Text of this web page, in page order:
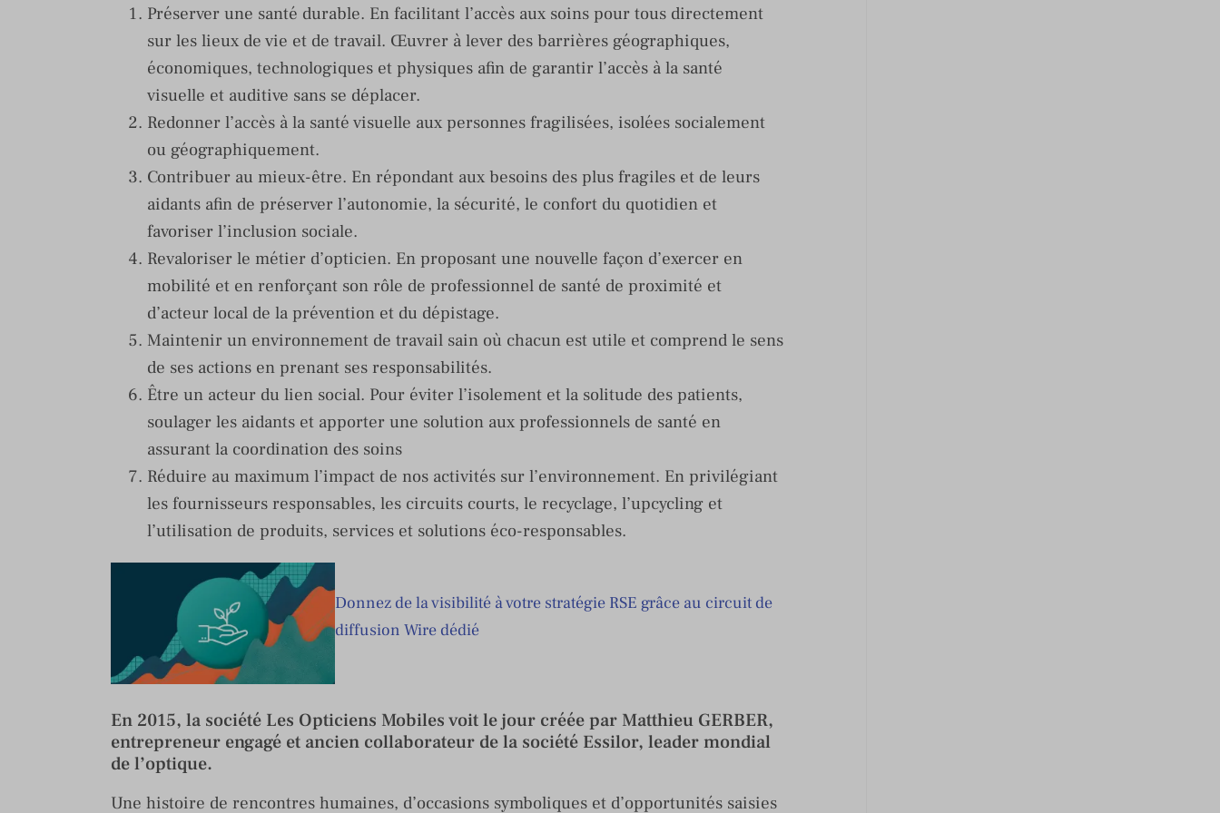
Préserver une santé durable. En facilitant l’accès aux soins pour tous directement
sur les lieux de vie et de travail. Œuvrer à lever des barrières géographiques,
économiques, technologiques et physiques afin de garantir l’accès à la santé
visuelle et auditive sans se déplacer.
Redonner l’accès à la santé visuelle aux personnes fragilisées, isolées socialement
ou géographiquement.
Contribuer au mieux-être. En répondant aux besoins des plus fragiles et de leurs
aidants afin de préserver l’autonomie, la sécurité, le confort du quotidien et
favoriser l’inclusion sociale.
Revaloriser le métier d’opticien. En proposant une nouvelle façon d’exercer en
mobilité et en renforçant son rôle de professionnel de santé de proximité et
d’acteur local de la prévention et du dépistage.
Maintenir un environnement de travail sain où chacun est utile et comprend le sens
de ses actions en prenant ses responsabilités.
Être un acteur du lien social. Pour éviter l’isolement et la solitude des patients,
soulager les aidants et apporter une solution aux professionnels de santé en
assurant la coordination des soins
Réduire au maximum l’impact de nos activités sur l’environnement. En privilégiant
les fournisseurs responsables, les circuits courts, le recyclage, l’upcycling et
l’utilisation de produits, services et solutions éco-responsables.
Donnez de la visibilité à votre stratégie RSE grâce au circuit de
diffusion Wire dédié
En 2015, la société Les Opticiens Mobiles voit le jour créée par Matthieu GERBER,
entrepreneur engagé et ancien collaborateur de la société Essilor, leader mondial
de l’optique.
Une histoire de rencontres humaines, d’occasions symboliques et d’opportunités saisies